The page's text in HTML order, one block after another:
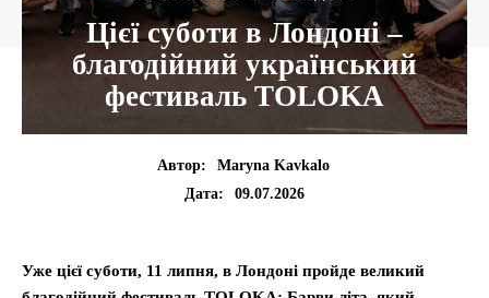
Цієї суботи в Лондоні –
благодійний український
фестиваль TOLOKA
Автор:
Maryna Kavkalo
Дата:
09.07.2026
Уже цієї суботи, 11 липня, в Лондоні пройде великий